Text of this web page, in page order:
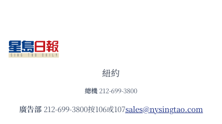
紐約
總機 212-699-3800
廣告部212-699-3800按106或107sales@nysingtao.com